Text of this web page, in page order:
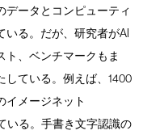
データとコンピューティ
いる。だが、研究者がAI
ト、ベンチマークもま
している。例えば、1400
イメージネット
いる。手書き文字認識の